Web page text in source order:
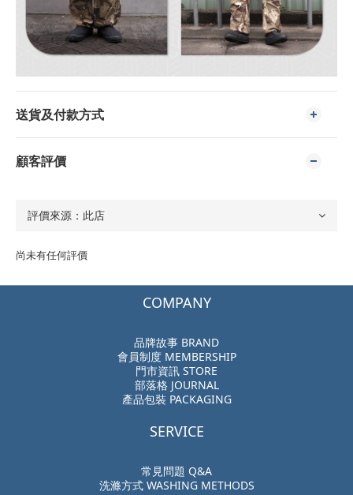
送貨及付款方式
顧客評價
尚未有任何評價
COMPANY
品牌故事 BRAND
會員制度 MEMBERSHIP
門市資訊 STORE
部落格 JOURNAL
產品包裝 PACKAGING
SERVICE
常見問題 Q&A
洗滌方式 WASHING METHODS